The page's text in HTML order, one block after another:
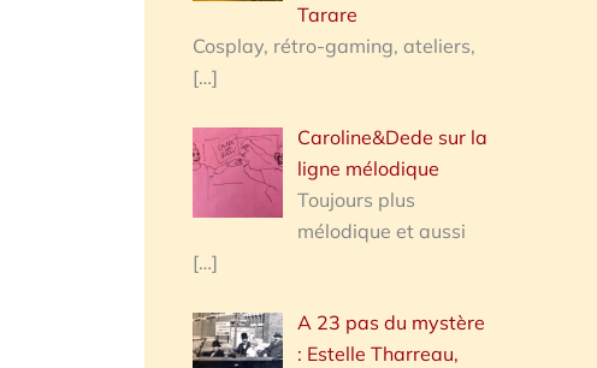
Tarare
Cosplay, rétro-gaming, ateliers,
[…]
Caroline&Dede sur la
ligne mélodique
Toujours plus
mélodique et aussi
[…]
A 23 pas du mystère
: Estelle Tharreau,